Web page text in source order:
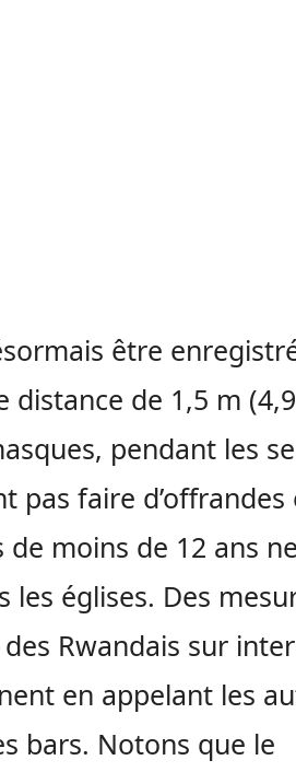
être
distance de 1,5 m (4,9
pendant les
pas faire d’offrandes
moins de 12 ans ne
les églises. Des
Rwandais sur
en appelant les
bars. Notons que le